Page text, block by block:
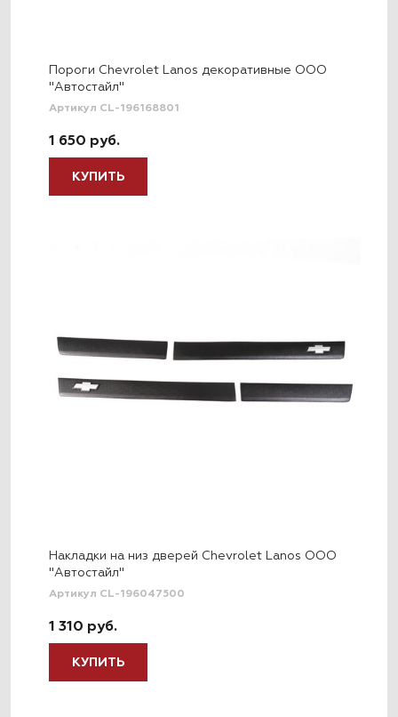
Пороги Chevrolet Lanos декоративные ООО
"Автостайл"
Артикул CL-196168801
1 650 руб.
КУПИТЬ
Накладки на низ дверей Chevrolet Lanos ООО
"Автостайл"
Артикул CL-196047500
1 310 руб.
КУПИТЬ